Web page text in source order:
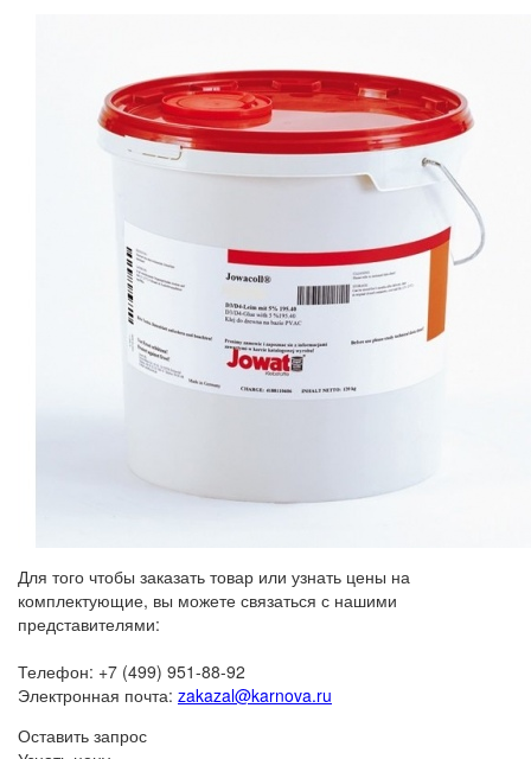
Для того чтобы заказать товар или узнать цены на
комплектующие, вы можете связаться с нашими
представителями:
Телефон: +7 (499) 951-88-92
Электронная почта: zakazal@karnova.ru
Оставить запрос